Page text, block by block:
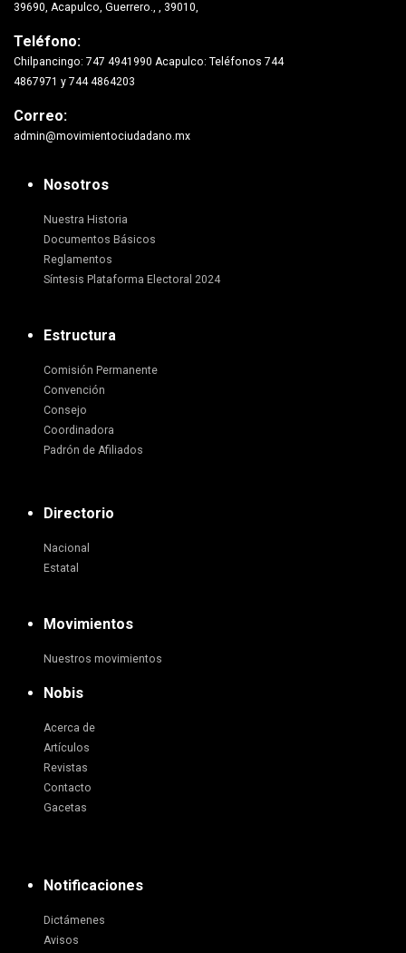
39690, Acapulco, Guerrero., , 39010,
Teléfono:
Chilpancingo: 747 4941990 Acapulco: Teléfonos 744
4867971 y 744 4864203
Correo:
admin@movimientociudadano.mx
Nosotros
Nuestra Historia
Documentos Básicos
Reglamentos
Síntesis Plataforma Electoral 2024
Estructura
Comisión Permanente
Convención
Consejo
Coordinadora
Padrón de Afiliados
Directorio
Nacional
Estatal
Movimientos
Nuestros movimientos
Nobis
Acerca de
Artículos
Revistas
Contacto
Gacetas
Notificaciones
Dictámenes
Avisos